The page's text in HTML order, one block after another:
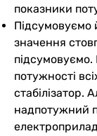
показники
Підсумовуємо
значення
підсумовуємо.
потужності
стабілізатор.
надпотужний